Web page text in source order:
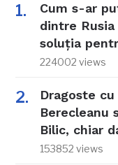
Cum s-ar
dintre Rusia
soluția
224002 views
Dragoste
Berecleanu
Bilic, chiar
153852 views